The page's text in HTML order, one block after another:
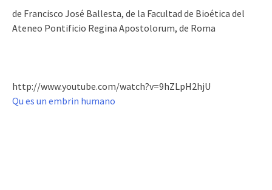
de Francisco José Ballesta, de la Facultad de Bioética del
Ateneo Pontificio Regina Apostolorum, de Roma
http://www.youtube.com/watch?v=9hZLpH2hjU
Qu es un embrin humano